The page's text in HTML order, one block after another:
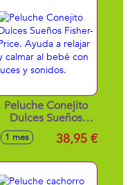
mueve cuando
respira! 20x29x13
cm
Peluche Conejito
Dulces Sueños
Fisher-Price. Ayuda
a relajar y calmar al
1 mes 38,95 €